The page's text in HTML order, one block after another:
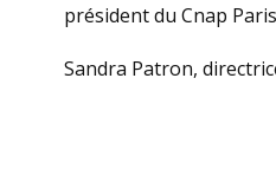
président du Cnap Paris
Sandra Patron,